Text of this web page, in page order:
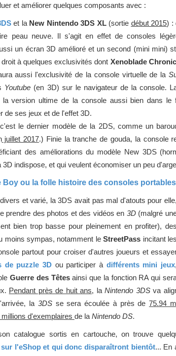
et améliorer quelques composants avec :
et la New Nintendo 3DS XL(sortie début 2015) :
peau neuve. Il s'agit en effet de consoles
un écran 3D amélioré et un second (mini mini)
droit à quelques exclusivités dont Xenoblade
aussi l'exclusivité de la console virtuelle de la
Youtube (en 3D) sur le navigateur de la console.
version ultime de la console aussi bien dans le
de ses jeux et de l'effet 3D.
le dernier modèle de la 2DS, comme un
juillet 2017.) Finie la tranche de gouda, la console
des améliorations du modèle New 3DS
indispose, et qui veulent économiser un peu
Boy ou la folle histoire des consoles portables
et varié, la 3DS avait pas mal d'atouts pour elle,
prendre des photos et des vidéos en 3D(malgré
bien trop basse pour pleinement en profiter), des
moins sympas, notamment leStreetPass incitant les
partout pour croiser d'autres joueurs et
de puzzle 3D ou participer à différents mini jeux,
Guerre des Têtesainsi que la fonction RA qui
Pendant près de huit ans, laNintendo 3DSva
la3DSse sera écoulée à près de75.94
millions d'exemplaires de la Nintendo DS.
catalogue sortis en cartouche, on trouve
l'eShop et qui donc disparaîtront bientôt... En